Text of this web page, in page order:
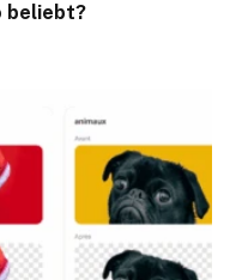
beliebt?